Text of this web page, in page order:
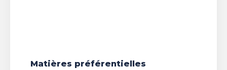
Matières préférentielles